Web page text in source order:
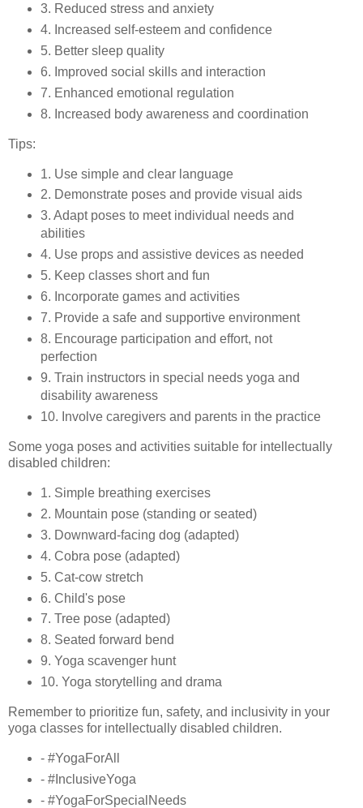
3. Reduced stress and anxiety
4. Increased self-esteem and confidence
5. Better sleep quality
6. Improved social skills and interaction
7. Enhanced emotional regulation
8. Increased body awareness and coordination
Tips:
1. Use simple and clear language
2. Demonstrate poses and provide visual aids
3. Adapt poses to meet individual needs and
abilities
4. Use props and assistive devices as needed
5. Keep classes short and fun
6. Incorporate games and activities
7. Provide a safe and supportive environment
8. Encourage participation and effort, not
perfection
9. Train instructors in special needs yoga and
disability awareness
10. Involve caregivers and parents in the practice
Some yoga poses and activities suitable for intellectually
disabled children:
1. Simple breathing exercises
2. Mountain pose (standing or seated)
3. Downward-facing dog (adapted)
4. Cobra pose (adapted)
5. Cat-cow stretch
6. Child's pose
7. Tree pose (adapted)
8. Seated forward bend
9. Yoga scavenger hunt
10. Yoga storytelling and drama
Remember to prioritize fun, safety, and inclusivity in your
yoga classes for intellectually disabled children.
- #YogaForAll
- #InclusiveYoga
- #YogaForSpecialNeeds